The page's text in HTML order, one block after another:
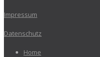
Impressum
Datenschutz
Home